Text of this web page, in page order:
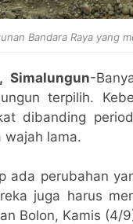
Bandara Raya yang
Simalungun-
terpilih.
dibanding
wajah lama.
ada perubahan
juga harus
Bolon, Kamis (4/